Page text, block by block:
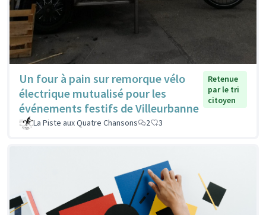
Un four à pain sur remorque vélo
électrique mutualisé pour les
événements festifs de Villeurbanne
Retenue
par le tri
citoyen
La Piste aux Quatre Chansons 2 3